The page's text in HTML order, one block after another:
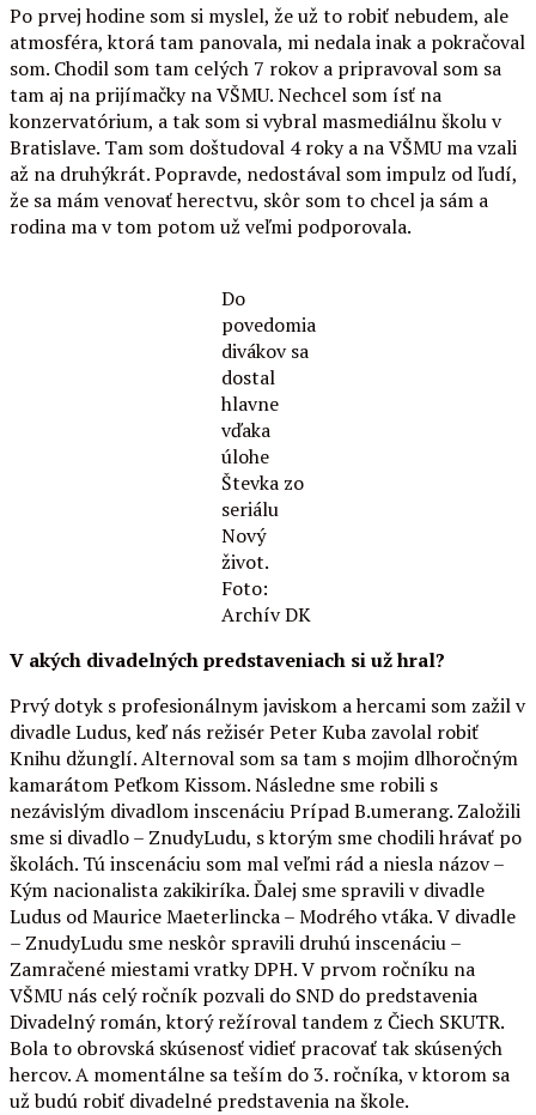
Po prvej hodine som si myslel, že už to robiť nebudem, ale
atmosféra, ktorá tam panovala, mi nedala inak a pokračoval
som. Chodil som tam celých 7 rokov a pripravoval som sa
tam aj na prijímačky na VŠMU. Nechcel som ísť na
konzervatórium, a tak som si vybral masmediálnu školu v
Bratislave. Tam som doštudoval 4 roky a na VŠMU ma vzali
až na druhýkrát. Popravde, nedostával som impulz od ľudí,
že sa mám venovať herectvu, skôr som to chcel ja sám a
rodina ma v tom potom už veľmi podporovala.
Do
povedomia
divákov sa
dostal
hlavne
vďaka
úlohe
Števka zo
seriálu
Nový
život.
Foto:
Archív DK
V akých divadelných predstaveniach si už hral?
Prvý dotyk s profesionálnym javiskom a hercami som zažil v
divadle Ludus, keď nás režisér Peter Kuba zavolal robiť
Knihu džunglí. Alternoval som sa tam s mojim dlhoročným
kamarátom Peťkom Kissom. Následne sme robili s
nezávislým divadlom inscenáciu Prípad B.umerang. Založili
sme si divadlo – ZnudyLudu, s ktorým sme chodili hrávať po
školách. Tú inscenáciu som mal veľmi rád a niesla názov –
Kým nacionalista zakikiríka. Ďalej sme spravili v divadle
Ludus od Maurice Maeterlincka – Modrého vtáka. V divadle
– ZnudyLudu sme neskôr spravili druhú inscenáciu –
Zamračené miestami vratky DPH. V prvom ročníku na
VŠMU nás celý ročník pozvali do SND do predstavenia
Divadelný román, ktorý režíroval tandem z Čiech SKUTR.
Bola to obrovská skúsenosť vidieť pracovať tak skúsených
hercov. A momentálne sa teším do 3. ročníka, v ktorom sa
už budú robiť divadelné predstavenia na škole.